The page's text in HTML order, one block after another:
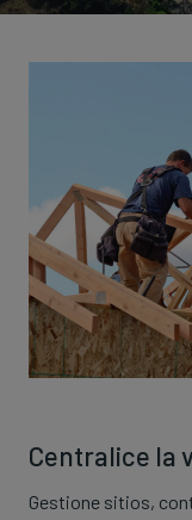
Centralice la
Gestione sitios,